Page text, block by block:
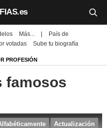
Más...
País de
votadas Sube tu biografía
PROFESIÓN
famosos
Actualización